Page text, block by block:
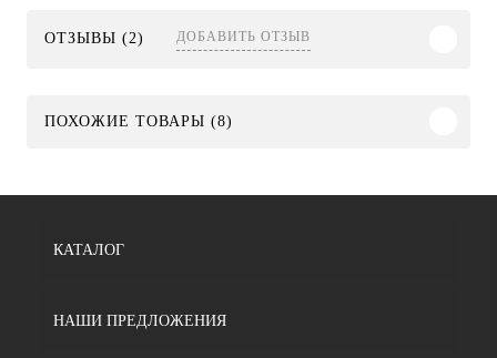
ОТЗЫВЫ (2) ДОБАВИТЬ ОТЗЫВ
ПОХОЖИЕ ТОВАРЫ (8)
КАТАЛОГ
НАШИ ПРЕДЛОЖЕНИЯ